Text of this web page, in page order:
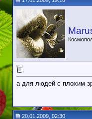
а для людей с плохим
20.01.2009, 02:30